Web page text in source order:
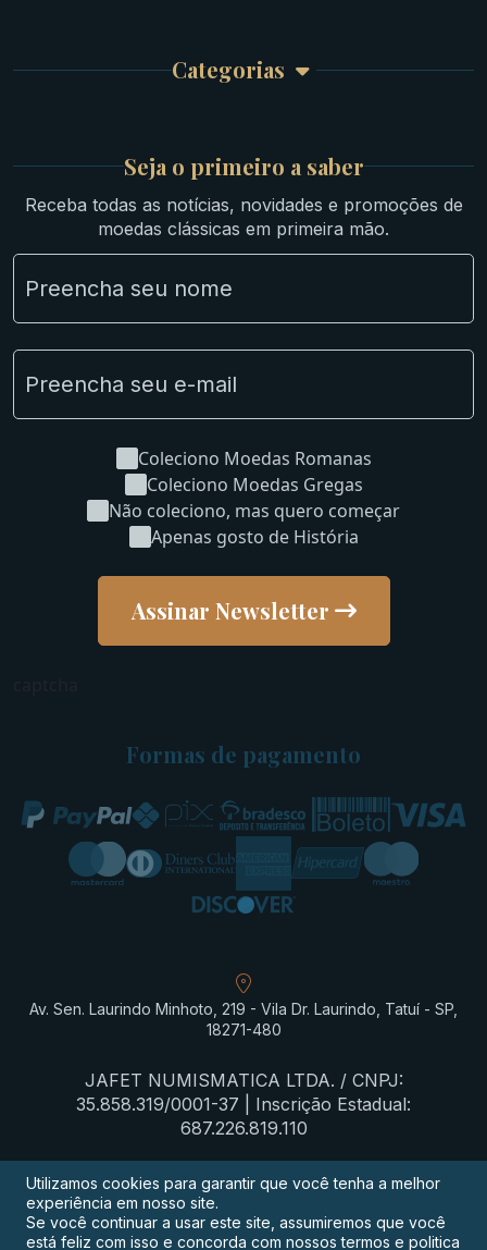
Atendimento
Categorias
Ouro
Ibéricas
Lotes Grandes
Material Numismático
NGC e NNC Encapsuladas
Novidades
Seja o primeiro a saber
Receba todas as notícias, novidades e promoções de
moedas clássicas em primeira mão.
Coleciono Moedas Romanas
Coleciono Moedas Gregas
Não coleciono, mas quero começar
Apenas gosto de História
Assinar Newsletter
Formas de pagamento
Av. Sen. Laurindo Minhoto, 219 - Vila Dr. Laurindo, Tatuí - SP,
18271-480
JAFET NUMISMATICA LTDA. / CNPJ:
35.858.319/0001-37 | Inscrição Estadual:
687.226.819.110
Termos de privacidade
Utilizamos cookies para garantir que você tenha a melhor
experiência em nosso site.
Se você continuar a usar este site, assumiremos que você
está feliz com isso e concorda com nossos termos e politica